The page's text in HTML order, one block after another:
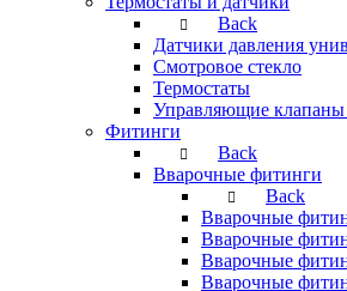
Back
Датчики давления
Смотровое стекло
Термостаты
Управляющие клапаны
Фитинги
Back
Вварочные фитинги
Back
Вварочные
Вварочные
Вварочные
Вварочные